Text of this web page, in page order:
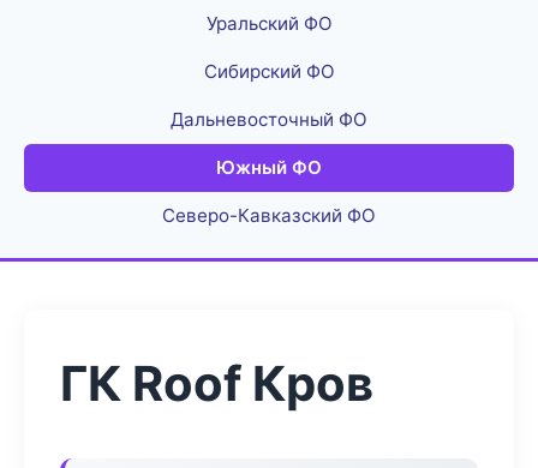
Уральский ФО
Сибирский ФО
Дальневосточный ФО
Южный ФО
Северо-Кавказский ФО
ГК Roof Кров